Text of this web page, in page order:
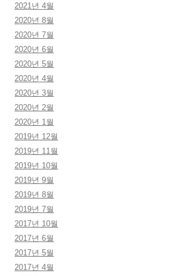
2021년 4월
2020년 8월
2020년 7월
2020년 6월
2020년 5월
2020년 4월
2020년 3월
2020년 2월
2020년 1월
2019년 12월
2019년 11월
2019년 10월
2019년 9월
2019년 8월
2019년 7월
2017년 10월
2017년 6월
2017년 5월
2017년 4월